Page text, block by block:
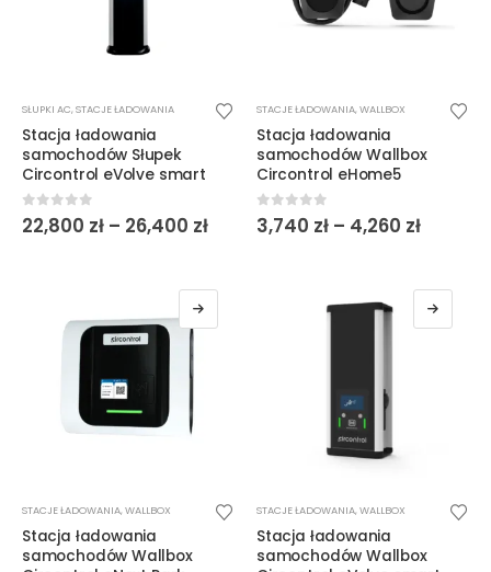
produkt
ma
wiele
wariantów.
Opcje
stronie
produktu
SŁUPKI AC,STACJE ŁADOWANIA
Stacja ładowania
samochodów Słupek
Circontrol eVolve smart
0out of 5
22,800 zł – 26,400 złZakres
do
ma
wiele
wariantów.
Opcje
STACJE ŁADOWANIA,WALLBOX
Stacja ładowania
samochodów Wallbox
Circontrol eHome5
0 out of 5
3,740 zł – 4,260 złZakres
do
4,260 zł
ma
STACJE ŁADOWANIA,WALLBOX
Stacja ładowania
samochodów Wallbox
ma
STACJE ŁADOWANIA,WALLBOX
Stacja ładowania
samochodów Wallbox